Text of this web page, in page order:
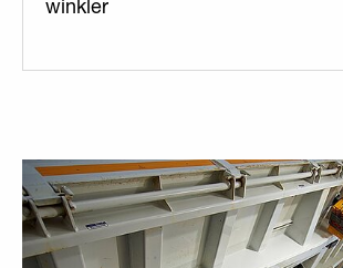
winkler